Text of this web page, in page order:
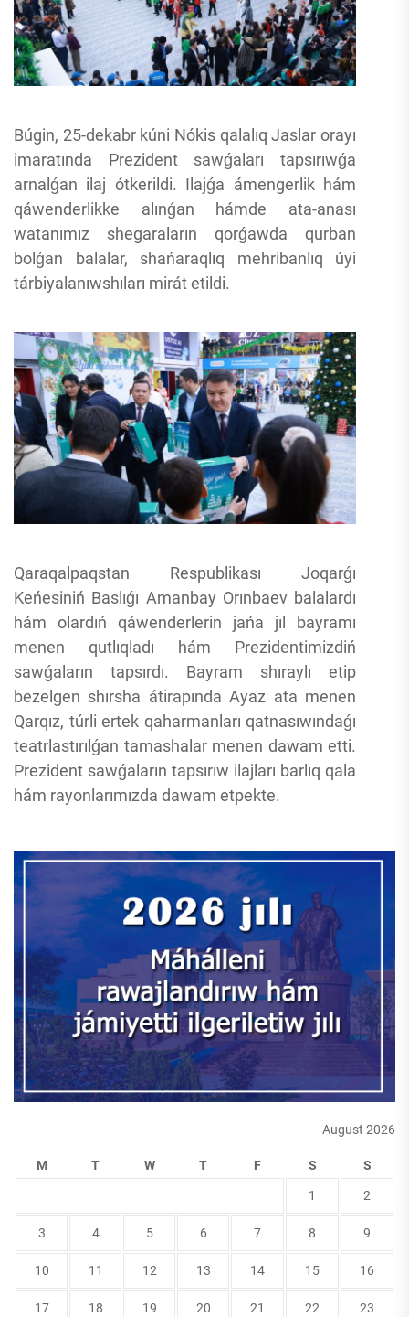
Búgin, 25-dekabr kúni Nókis qalalıq Jaslar orayı
imaratında Prezident sawǵaları tapsırıwǵa
arnalǵan ilaj ótkerildi. Ilajǵa ámengerlik hám
qáwenderlikke alınǵan hámde ata-anası
watanımız shegaraların qorǵawda qurban
bolǵan balalar, shańaraqlıq mehribanlıq úyi
tárbiyalanıwshıları mirát etildi.
Qaraqalpaqstan Respublikası Joqarǵı
Keńesiniń Baslıǵı Amanbay Orınbaev balalardı
hám olardıń qáwenderlerin jańa jıl bayramı
menen qutlıqladı hám Prezidentimizdiń
sawǵaların tapsırdı. Bayram shıraylı etip
bezelgen shırsha átirapında Ayaz ata menen
Qarqız, túrli ertek qaharmanları qatnasıwındaǵı
teatrlastırılǵan tamashalar menen dawam etti.
Prezident sawǵaların tapsırıw ilajları barlıq qala
hám rayonlarımızda dawam etpekte.
August 2026
M T W T F S S
1 2
3 4 5 6 7 8 9
10 11 12 13 14 15 16
17 18 19 20 21 22 23